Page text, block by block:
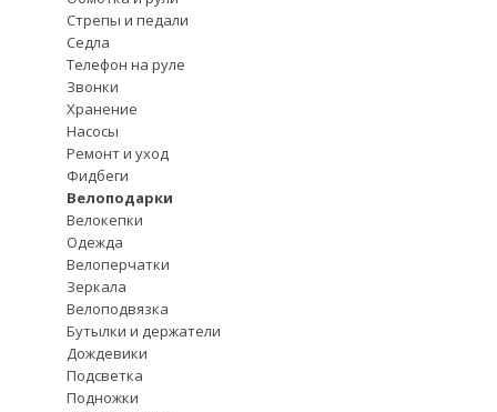
Стрепы и педали
Седла
Телефон на руле
Звонки
Хранение
Насосы
Ремонт и уход
Фидбеги
Велоподарки
Велокепки
Одежда
Велоперчатки
Зеркала
Велоподвязка
Бутылки и держатели
Дождевики
Подсветка
Подножки